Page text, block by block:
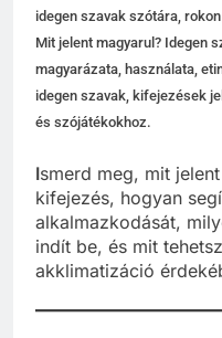
idegen szavak szótára,
Mit jelent magyarul? Idegen
magyarázata, használata,
idegen szavak, kifejezések
és szójátékokhoz.
Ismerd meg, mit
kifejezés, hogyan
alkalmazkodását,
indít be, és mit
akklimatizáció